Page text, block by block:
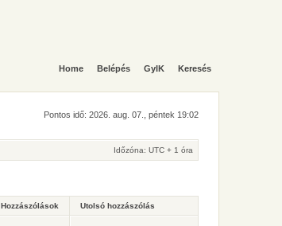
Home Belépés GyIK Keresés
Pontos idő: 2026. aug. 07., péntek 19:02
Időzóna: UTC + 1 óra
Hozzászólások Utolsó hozzászólás